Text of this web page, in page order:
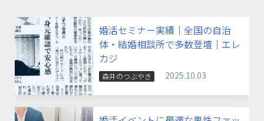
婚活セミナー実績｜全国の自治
体・結婚相談所で多数登壇｜エレ
カジ
森井のつぶやき 2025.10.03